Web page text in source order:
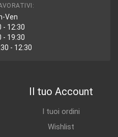
Ven
- 12:30
- 19:30
- 12:30
Il tuo Account
I tuoi ordini
Wishlist